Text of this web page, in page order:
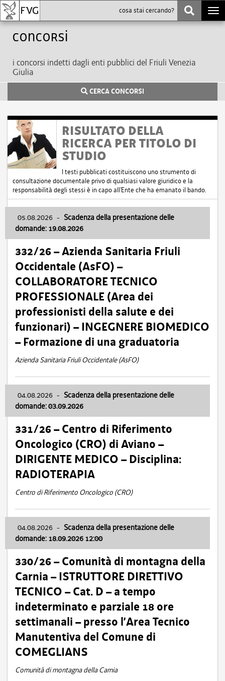
Concorsi
i concorsi indetti dagli enti pubblici del Friuli Venezia
Giulia
CERCA CONCORSI
RISULTATO DELLA
RICERCA PER TITOLO DI
STUDIO
I testi pubblicati costituiscono uno strumento di
consultazione documentale privo di qualsiasi valore giuridico e la
responsabilità degli stessi è in capo all'Ente che ha emanato il bando.
05.08.2026 - Scadenza della presentazione delle
domande: 19.08.2026
332/26 – Azienda Sanitaria Friuli
Occidentale (AsFO) –
COLLABORATORE TECNICO
PROFESSIONALE (Area dei
professionisti della salute e dei
funzionari) – INGEGNERE BIOMEDICO
– Formazione di una graduatoria
Azienda Sanitaria Friuli Occidentale (AsFO)
04.08.2026 - Scadenza della presentazione delle
domande: 03.09.2026
331/26 – Centro di Riferimento
Oncologico (CRO) di Aviano –
DIRIGENTE MEDICO – Disciplina:
RADIOTERAPIA
Centro di Riferimento Oncologico (CRO)
04.08.2026 - Scadenza della presentazione delle
domande: 18.09.2026 12:00
330/26 – Comunità di montagna della
Carnia – ISTRUTTORE DIRETTIVO
TECNICO – Cat. D – a tempo
indeterminato e parziale 18 ore
settimanali – presso l’Area Tecnico
Manutentiva del Comune di
COMEGLIANS
Comunità di montagna della Carnia